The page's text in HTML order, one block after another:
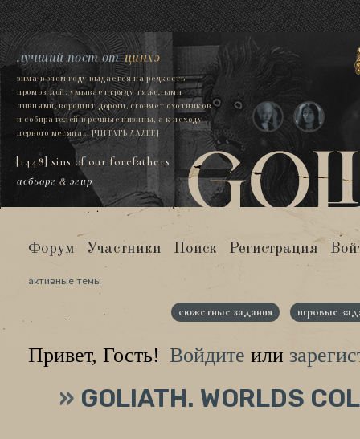
[1448] sins of our forefathers
асбьорг & эгир
лучший пост отцинхэ
зима в этом году выдается на редкость
промозглой: умывает гряду тяжелыми
ливнями, ворошит дороги, сгоняет охотников
и собирателей в речные низины, а к исходу
первого месяца...[ЧИТАТЬ ДАЛЕЕ]
Форум Участники Поиск Регистрация
активные темы
сюжетные задания игровые
Привет, Гость! Войдите или
» GOLIATH. WORLDS